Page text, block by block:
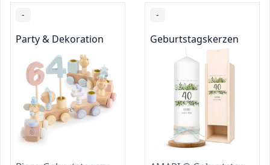
-
Party & Dekoration
-
Geburtstagskerzen